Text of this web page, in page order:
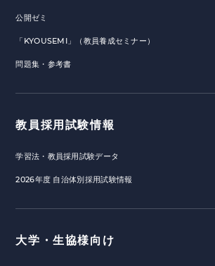
公開ゼミ
「KYOUSEMI」（教員養成セミナー）
問題集・参考書
教員採用試験情報
学習法・教員採用試験データ
2026年度 自治体別採用試験情報
大学・生協様向け